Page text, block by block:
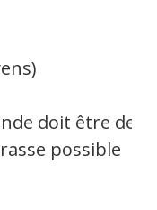
doit être de
possible